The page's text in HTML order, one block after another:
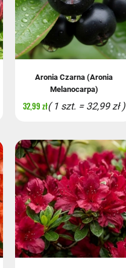
Aronia Czarna (Aronia
Melanocarpa)
32,99 zł( 1 szt. = 32,99 zł )